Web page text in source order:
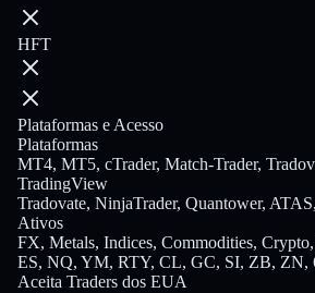
HFT
Plataformas e Acesso
Plataformas
MT4, MT5, cTrader, Match-Trader,
TradingView
Tradovate, NinjaTrader, Quantower,
Ativos
FX, Metals, Indices, Commodities,
ES, NQ, YM, RTY, CL, GC, SI, ZB, ZN,
Aceita Traders dos EUA